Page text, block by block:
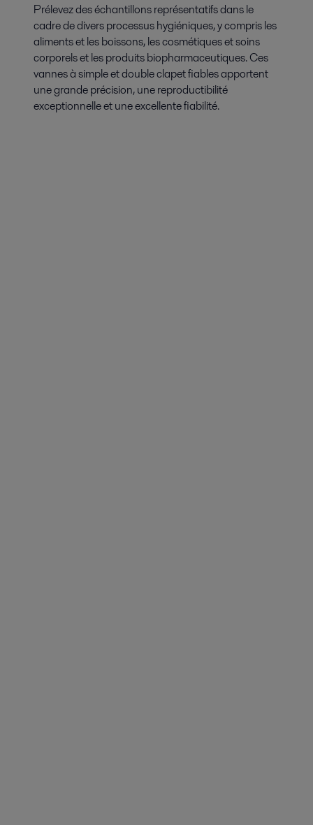
Prélevez des échantillons représentatifs dans le
cadre de divers processus hygiéniques, y compris les
aliments et les boissons, les cosmétiques et soins
corporels et les produits biopharmaceutiques. Ces
vannes à simple et double clapet fiables apportent
une grande précision, une reproductibilité
exceptionnelle et une excellente fiabilité.